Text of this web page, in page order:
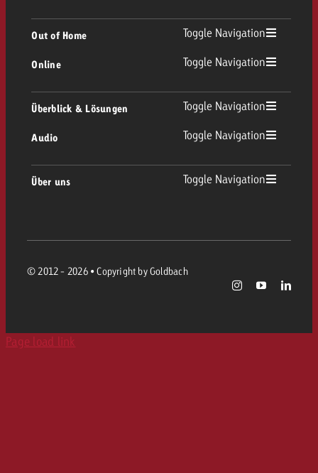
Out of Home Toggle Navigation
Online Toggle Navigation
Überblick & Lösungen Toggle Navigation
Audio Toggle Navigation
Über uns Toggle Navigation
© 2012 - 2026 • Copyright by Goldbach
Page load link